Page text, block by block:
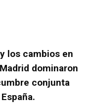
los cambios en
dominaron
conjunta